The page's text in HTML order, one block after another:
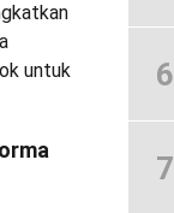
untuk
6
7